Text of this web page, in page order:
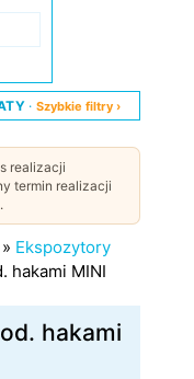
Szybkie filtry ›
realizacji
termin realizacji
» Ekspozytory
hakami MINI
hakami